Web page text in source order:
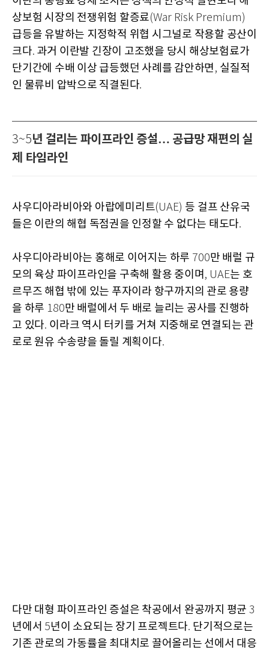
상보험 시장의 전쟁위험 할증료(War Risk Premium)
급등을 유발하는 지정학적 위협 시그널로 작용할 공산이
크다. 과거 이란발 긴장이 고조했을 당시 해상보험료가
단기간에 수배 이상 급등했던 사례를 감안하면, 실질적
인 물류비 압박으로 직결된다.
3~5년 걸리는 파이프라인 증설… 공급망 재편의 실
제 타임라인
사우디아라비아와 아랍에미리트(UAE) 등 걸프 산유국
들은 이란의 해협 독점권을 인정할 수 없다는 태도다.
사우디아라비아는 홍해로 이어지는 하루 700만 배럴 규
모의 육상 파이프라인을 구축해 활용 중이며 , UAE는 호
르무즈 해협 밖에 있는 푸자이라 항구까지의 관로 용량
을 하루 180만 배럴에서 두 배로 늘리는 공사를 진행하
고 있다. 이라크 역시 터키를 거쳐 지중해로 연결되는 관
로로 원유 수송량을 돌릴 계획이다.
다만 대형 파이프라인 증설은 착공에서 완공까지 평균 3
년에서 5년이 소요되는 장기 프로젝트다. 단기적으로는
기존 관로의 가동률을 최대치로 끌어올리는 선에서 대응